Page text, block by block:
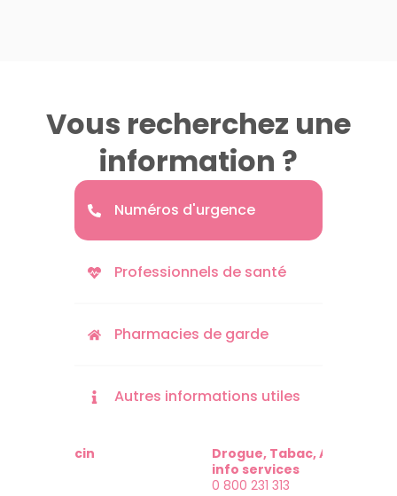
Vous recherchez une
information ?
Numéros d'urgence
Professionnels de santé
Pharmacies de garde
Autres informations utiles
SOS Médecin
Drogue, Tabac, Alcool
info services
0 800 231 313